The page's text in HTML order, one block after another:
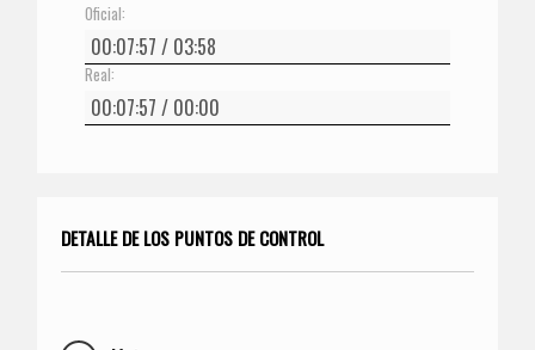
Oficial:
Real:
DETALLE DE LOS PUNTOS DE CONTROL